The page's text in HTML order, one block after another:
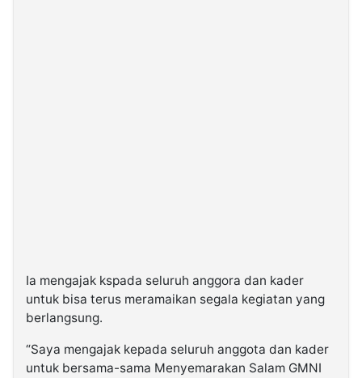
Ia mengajak kspada seluruh anggora dan kader
untuk bisa terus meramaikan segala kegiatan yang
berlangsung.
“Saya mengajak kepada seluruh anggota dan kader
untuk bersama-sama Menyemarakan Salam GMNI